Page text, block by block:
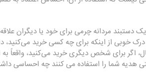
دستبند مردانه چرمی برای خود یا دیگران
خوبی از اینکه برای چه کسی خرید می‌کنید،
اگر برای شخص دیگری خرید می‌کنید، واقعاً
هدیه شما را استفاده می کنند چه احساسی